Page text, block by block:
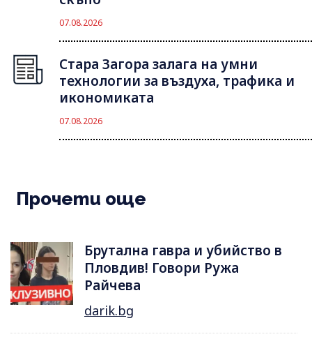
07.08.2026
Стара Загора залага на умни
технологии за въздуха, трафика и
икономиката
07.08.2026
Прочети още
Брутална гавра и убийство в
Пловдив! Говори Ружа
Райчева
darik.bg